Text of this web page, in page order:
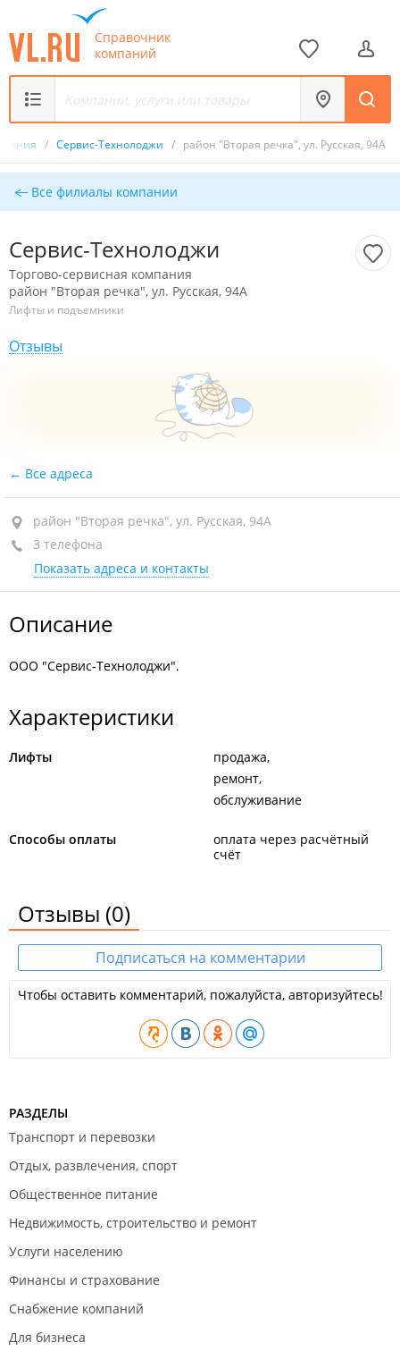
Справочник
компаний
/ Сервис-Технолоджи / район "Вторая речка", ул. Русская, 94А
Все филиалы компании
Сервис-Технолоджи
Торгово-сервисная компания
район "Вторая речка", ул. Русская, 94А
Лифты и подъемники
Отзывы
Все адреса
район "Вторая речка", ул. Русская, 94А
3 телефона
Показать адреса и контакты
Описание
ООО "Сервис-Технолоджи".
Характеристики
Лифты
продажа
ремонт
обслуживание
Способы оплаты
оплата через расчётный
счёт
Отзывы (0)
Подписаться на комментарии
Чтобы оставить комментарий, пожалуйста, авторизуйтесь!
РАЗДЕЛЫ
Транспорт и перевозки
Отдых, развлечения, спорт
Общественное питание
Недвижимость, строительство и ремонт
Услуги населению
Финансы и страхование
Снабжение компаний
Для бизнеса